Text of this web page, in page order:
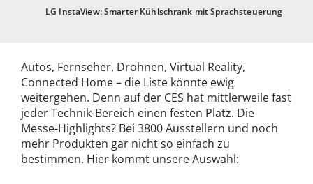
LG InstaView: Smarter Kühlschrank mit Sprachsteuerung
Autos, Fernseher, Drohnen, Virtual Reality,
Connected Home – die Liste könnte ewig
weitergehen. Denn auf der CES hat mittlerweile fast
jeder Technik-Bereich einen festen Platz. Die
Messe-Highlights? Bei 3800 Ausstellern und noch
mehr Produkten gar nicht so einfach zu
bestimmen. Hier kommt unsere Auswahl: